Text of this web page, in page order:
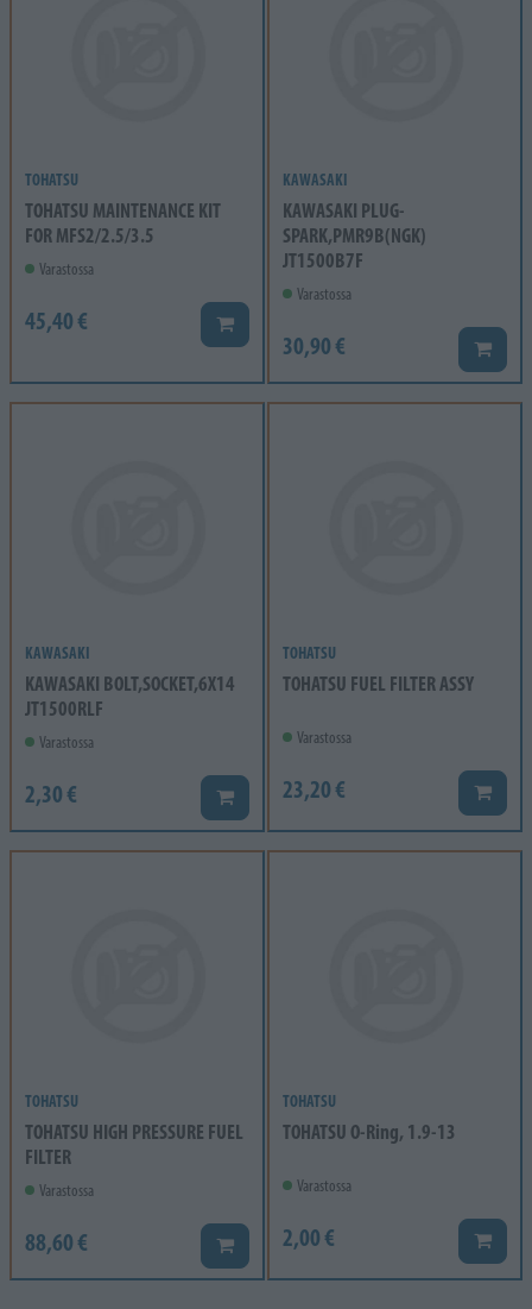
TOHATSU
TOHATSU MAINTENANCE KIT
FOR MFS2/2.5/3.5
Varastossa
45,40 € Lisää koriin
KAWASAKI
KAWASAKI PLUG-
SPARK,PMR9B(NGK)
JT1500B7F
Varastossa
30,90 € Lisää
KAWASAKI
KAWASAKI BOLT,SOCKET,6X14
JT1500RLF
Varastossa
2,30 € Lisää koriin
TOHATSU
TOHATSU FUEL FILTER ASSY
Varastossa
23,20 € Lisää
TOHATSU
TOHATSU HIGH PRESSURE FUEL
FILTER
Varastossa
88,60 € Lisää koriin
TOHATSU
TOHATSU O-Ring, 1.9-13
Varastossa
2,00 € Lisää